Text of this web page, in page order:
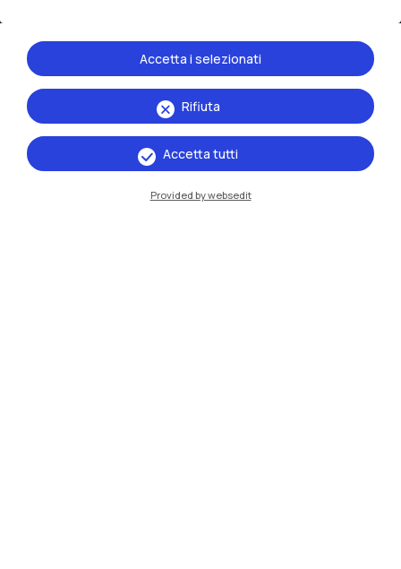
IT EN
Rifiuta
Accetta i selezionati
Accetta tutti
Provided by websedit